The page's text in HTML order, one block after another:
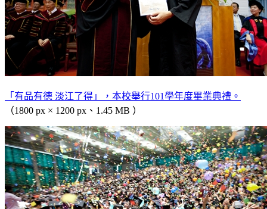
「有品有德 淡江了得」，本校舉行101學年度畢業典禮。
（1800 px × 1200 px、1.45 MB ）